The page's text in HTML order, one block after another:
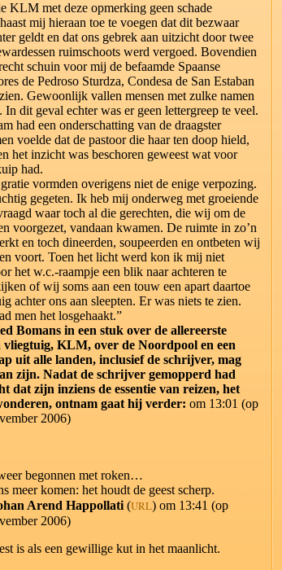
KLM met deze opmerking geen schade
mij hieraan toe te voegen dat dit bezwaar
geldt en dat ons gebrek aan uitzicht door twee
ruimschoots werd vergoed. Bovendien
schuin voor mij de befaamde Spaanse
de Pedroso Sturdza, Condesa de San Estaban
Gewoonlijk vallen mensen met zulke namen
In dit geval echter was er geen lettergreep te veel.
had een onderschatting van de draagster
voelde dat de pastoor die haar ten doop hield,
het inzicht was beschoren geweest wat voor
had.
vormden overigens niet de enige verpozing.
gegeten. Ik heb mij onderweg met groeiende
waar toch al die gerechten, die wij om de
voorgezet, vandaan kwamen. De ruimte in zo’n
en toch dineerden, soupeerden en ontbeten wij
voort. Toen het licht werd kon ik mij niet
het w.c.-raampje een blik naar achteren te
of wij soms aan een touw een apart daartoe
achter ons aan sleepten. Er was niets te zien.
men het losgehaakt.”
Bomans in een stuk over de allereerste
vliegtuig, KLM, over de Noordpool en een
uit alle landen, inclusief de schrijver, mag
zijn. Nadat de schrijver gemopperd had
dat zijn inziens de essentie van reizen, het
ontnam gaat hij verder: om 13:01 (op
2006)
begonnen met roken…
meer komen: het houdt de geest scherp.
Arend Happollati (URL) om 13:41 (op
2006)
is als een gewillige kut in het maanlicht.